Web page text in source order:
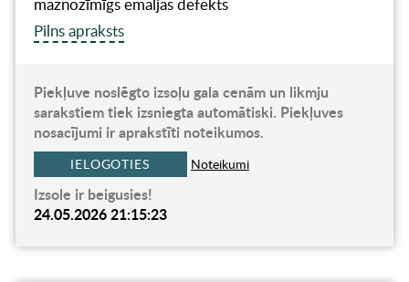
maznozīmīgs emaljas defekts
Pilns apraksts
Piekļuve noslēgto izsoļu gala cenām un likmju
sarakstiem tiek izsniegta automātiski. Piekļuves
nosacījumi ir aprakstīti noteikumos.
IELOGOTIES Noteikumi
Izsole ir beigusies!
24.05.2026 21:15:23